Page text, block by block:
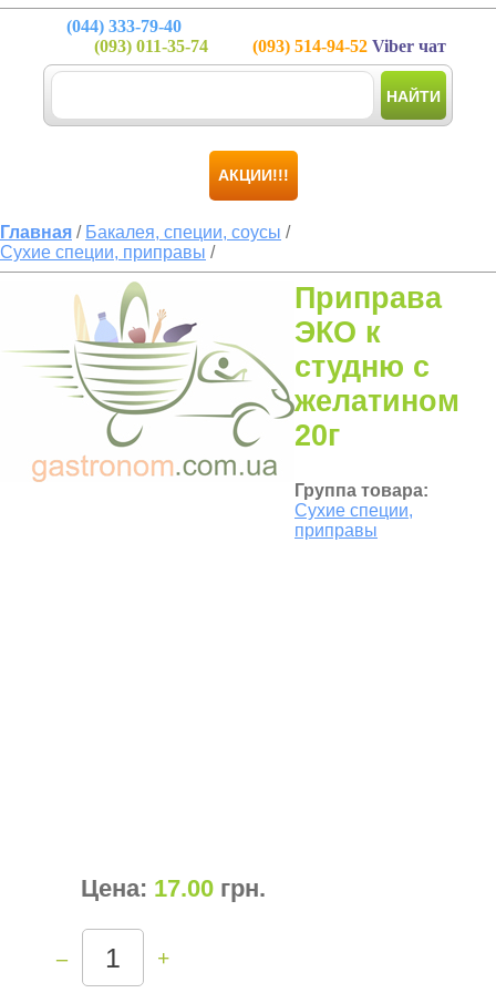
(044) 333-79-40
(093) 011-35-74 (093) 514-94-52 Viber чат
НАЙТИ
АКЦИИ!!!
Главная / Бакалея, специи, соусы /
Сухие специи, приправы /
Приправа
ЭКО к
студню с
желатином
20г
Группа товара:
Сухие специи,
приправы
Цена: 17.00 грн.
– +